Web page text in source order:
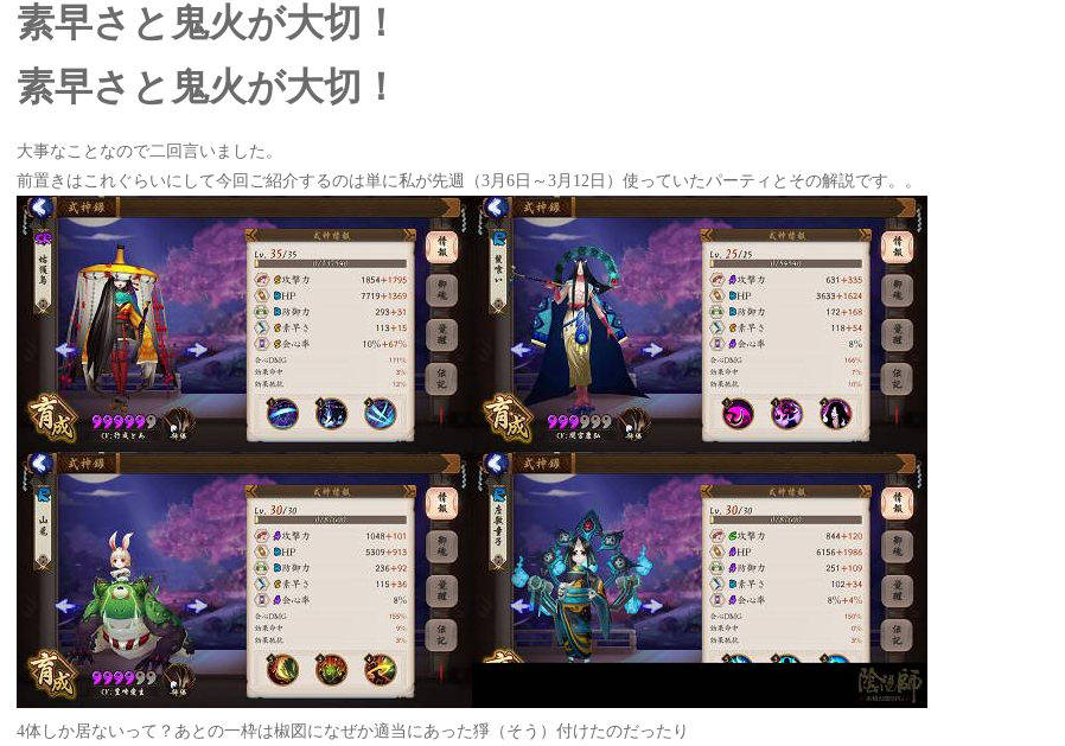
素早さと鬼火が大切！
素早さと鬼火が大切！
大事なことなので二回言いました。
前置きはこれぐらいにして今回ご紹介するのは単に私が先週（3月6日～3月12日）使っていたパーティとその解説です。 。
4体しか居ないって？あとの一枠は椒図になぜか適当にあった猙（そう）付けたのだったり